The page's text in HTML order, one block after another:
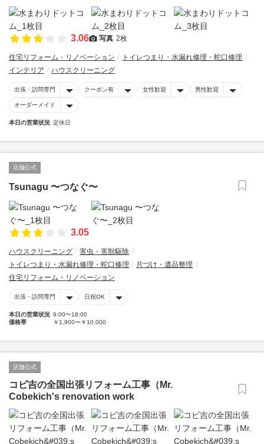
3.06 写真 2枚
住宅リフォーム・リノベーション
トイレつまり・水漏れ修理・蛇口修理
インテリア
ハウスクリーニング
出張・訪問専門 クーポン有 女性歓迎 男性歓迎
オーダーメイド
本日の営業状況 定休日
店舗公式
Tsunagu 〜つなぐ〜
3.05
ハウスクリーニング
害虫・害獣駆除
トイレつまり・水漏れ修理・蛇口修理
片づけ・遺品整理
住宅リフォーム・リノベーション
出張・訪問専門 日祝OK
本日の営業状況 9:00〜18:00
価格帯
￥1,900〜￥10,000
店舗公式
コビ吉の全国出張リフォーム工事（Mr.
Cobekich's renovation work